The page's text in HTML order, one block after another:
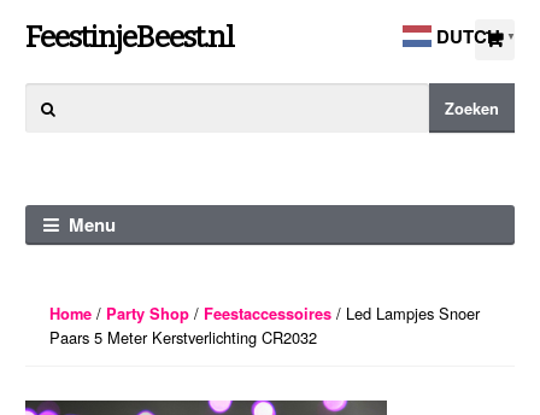
Ga
naar
navigatie
Ga
naar
de
FeestinjeBeest.nl
naar:
Zoeken
Menu
Home/ Party Shop/ Feestaccessoires/ Led Lampjes Snoer
Paars 5 Meter Kerstverlichting CR2032
DUTCH ▼